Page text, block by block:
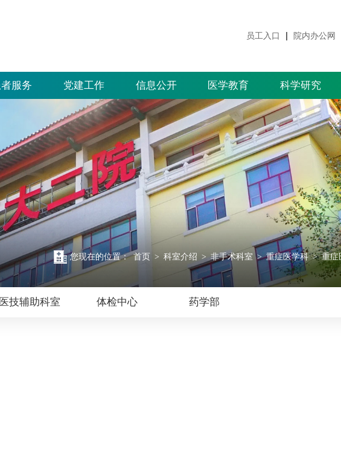
员工入口 院内办公网
服务 党建工作 信息公开 医学教育 科学研究
您现在的位置： 首页 > 科室介绍 > 非手术科室 > 重症医学科 > 重症
医技辅助科室 体检中心 药学部